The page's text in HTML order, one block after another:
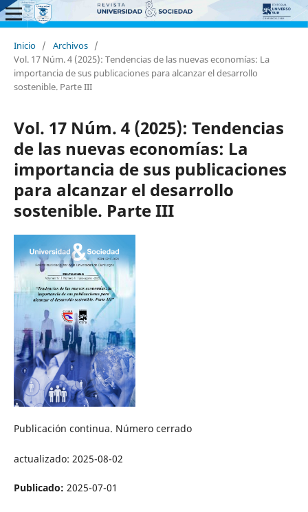
Inicio / Archivos /
Vol. 17 Núm. 4 (2025): Tendencias de las nuevas economías: La
importancia de sus publicaciones para alcanzar el desarrollo
sostenible. Parte III
Vol. 17 Núm. 4 (2025): Tendencias
de las nuevas economías: La
importancia de sus publicaciones
para alcanzar el desarrollo
sostenible. Parte III
Publicación continua. Número cerrado
actualizado: 2025-08-02
Publicado: 2025-07-01